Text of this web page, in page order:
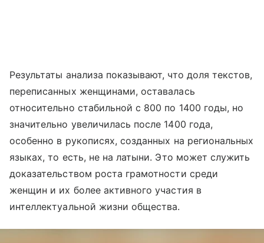
Результаты анализа показывают, что доля текстов,
переписанных женщинами, оставалась
относительно стабильной с 800 по 1400 годы, но
значительно увеличилась после 1400 года,
особенно в рукописях, созданных на региональных
языках, то есть, не на латыни. Это может служить
доказательством роста грамотности среди
женщин и их более активного участия в
интеллектуальной жизни общества.